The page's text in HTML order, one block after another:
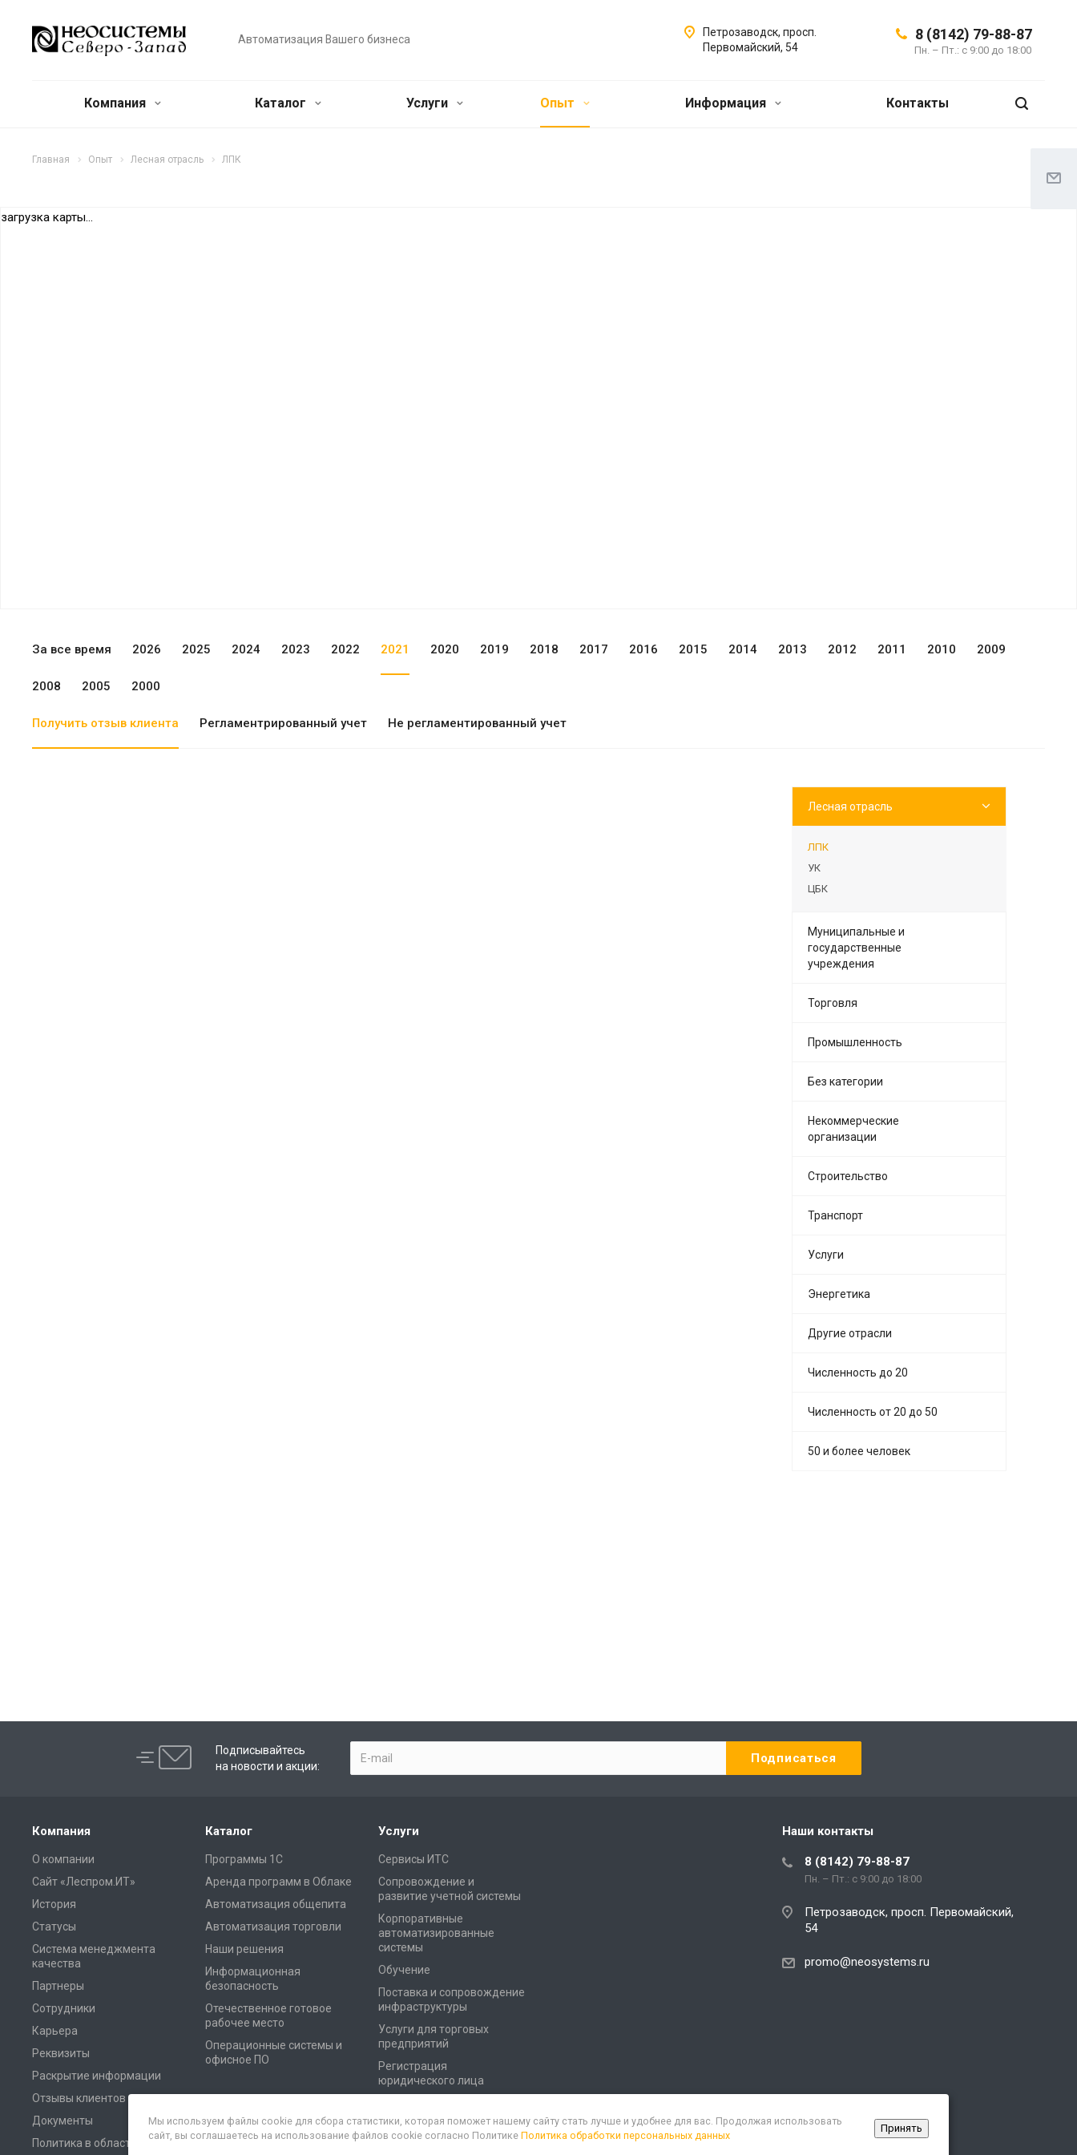
Автоматизация Вашего бизнеса 8 (8142) 79-88-87
Пн. – Пт.: с 9:00 до 18:00
Петрозаводск, просп.
Первомайский, 54
Компания Каталог Услуги Опыт Информация Контакты
Главная Опыт Лесная отрасль ЛПК
загрузка карты...
За все время 2026 2025 2024 2023 2022 2021 2020 2019 2018 2017 2016 2015 2014 2013 2012 2011 2010 2009
2008 2005 2000
Получить отзыв клиента Регламентрированный учет Не регламентированный учет
Лесная отрасль
ЛПК
УК
ЦБК
Муниципальные и
государственные
учреждения
Торговля
Промышленность
Без категории
Некоммерческие
организации
Строительство
Транспорт
Услуги
Энергетика
Другие отрасли
Численность до 20
Численность от 20 до 50
50 и более человек
Подписывайтесь
на новости и акции:
Компания
О компании
Сайт «Леспром.ИТ»
История
Статусы
Система менеджмента
качества
Партнеры
Сотрудники
Карьера
Реквизиты
Раскрытие информации
Отзывы клиентов
Документы
Политика в области
Каталог
Программы 1С
Аренда программ в Облаке
Автоматизация общепита
Автоматизация торговли
Наши решения
Информационная
безопасность
Отечественное готовое
рабочее место
Операционные системы и
офисное ПО
Услуги
Сервисы ИТС
Сопровождение и
развитие учетной системы
Корпоративные
автоматизированные
системы
Обучение
Поставка и сопровождение
инфраструктуры
Услуги для торговых
предприятий
Регистрация
юридического лица
Наши контакты
8 (8142) 79-88-87
Пн. – Пт.: с 9:00 до 18:00
Петрозаводск, просп. Первомайский,
54
promo@neosystems.ru
Мы используем файлы cookie для сбора статистики, которая поможет нашему сайту стать лучше и удобнее для вас. Продолжая использовать
сайт, вы соглашаетесь на использование файлов cookie согласно Политике Политика обработки персональных данных
Принять